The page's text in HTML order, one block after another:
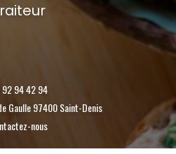
92 94 42 94
Gaulle 97400 Saint-Denis
nous